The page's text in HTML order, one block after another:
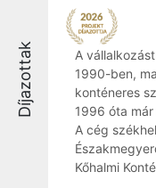
Díjazottak
A
1990-ben,
konténeres
1996 óta
A cég
Kőhalmi